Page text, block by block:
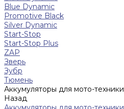
Blue Dynamic
Promotive Black
Silver Dynamic
Start-Stop
Start-Stop Plus
ZAP
Зверь
Зубр
Тюмень
Аккумуляторы для мото-техники
Назад